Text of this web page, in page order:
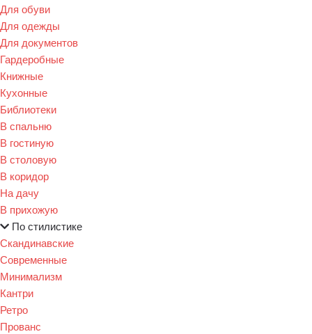
Для обуви
Для одежды
Для документов
Гардеробные
Книжные
Кухонные
Библиотеки
В спальню
В гостиную
В столовую
В коридор
На дачу
В прихожую
По стилистике
Скандинавские
Современные
Минимализм
Кантри
Ретро
Прованс